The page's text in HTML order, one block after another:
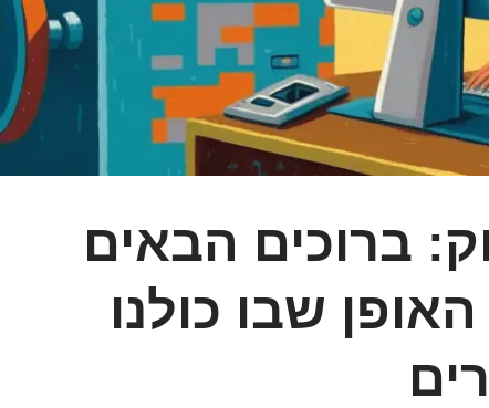
ברוכים הבאים
שבו כולנו